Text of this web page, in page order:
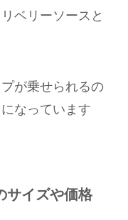
ベリーソースと
が乗せられるの
なっています
サイズや価格